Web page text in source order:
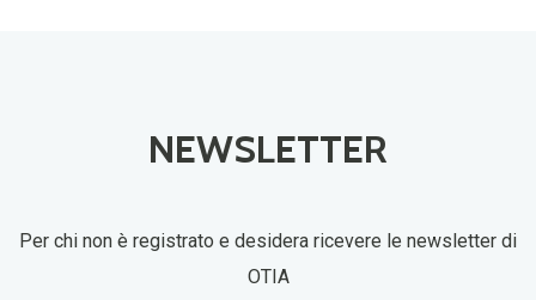
NEWSLETTER
Per chi non è registrato e desidera ricevere le newsletter di
OTIA